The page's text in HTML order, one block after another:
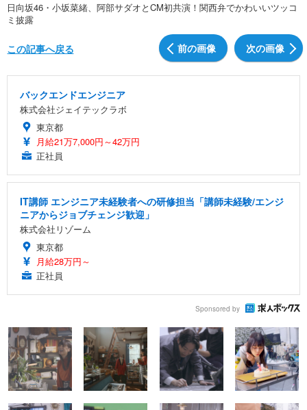
日向坂46・小坂菜緒、阿部サダオとCM初共演！関西弁でかわいいツッコ
ミ披露
前の画像 次の画像
この記事へ戻る
バックエンドエンジニア
株式会社ジェイテックラボ
東京都
月給21万7,000円～42万円
正社員
IT講師 エンジニア未経験者への研修担当「講師未経験/エンジ
ニアからジョブチェンジ歓迎」
株式会社リゾーム
東京都
月給28万円～
正社員
Sponsored by